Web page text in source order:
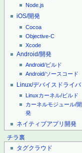
Node.js
iOS/開発
Cocoa
Objective-C
Xcode
Android/開発
Android/ビルド
Android/ソースコード
Linux/デバイスドライバ
Linuxカーネル/ビルド
カーネルモジュール/開
発
ネイティブアプリ開発
チラ裏
タグクラウド